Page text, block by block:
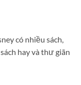
có nhiều sách,
hay và thư giãn